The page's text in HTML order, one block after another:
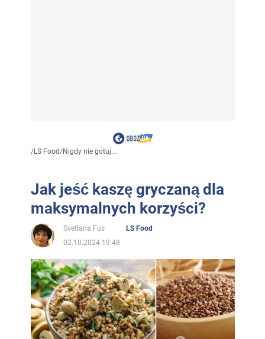
/LS Food/Nigdy nie gotuj...
Jak jeść kaszę gryczaną dla
maksymalnych korzyści?
Svetlana Fus
LS Food
02.10.2024 19:48